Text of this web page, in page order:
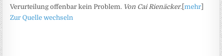
Verurteilung offenbar kein Problem. Von Cai Rienäcker. [mehr
Zur Quelle wechseln